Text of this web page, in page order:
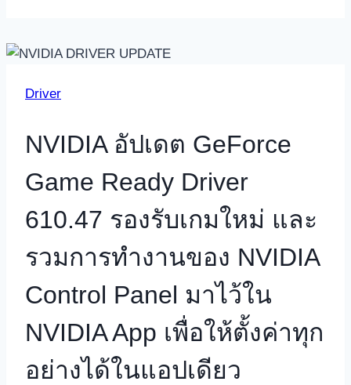
Driver
NVIDIA อัปเดต GeForce
Game Ready Driver
610.47 รองรับเกมใหม่ และ
รวมการทำงานของ NVIDIA
Control Panel มาไว้ใน
NVIDIA App เพื่อให้ตั้งค่าทุก
อย่างได้ในแอปเดียว